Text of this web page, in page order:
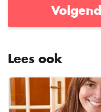
Lees ook